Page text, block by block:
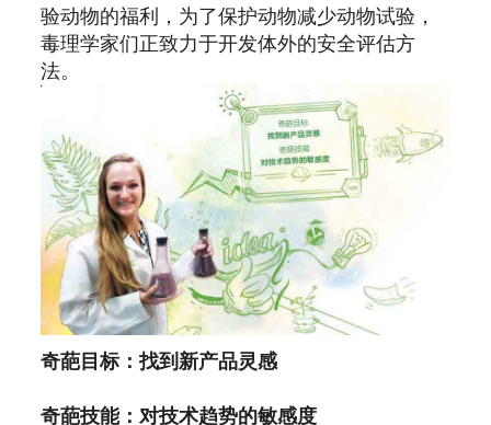
验动物的福利，为了保护动物减少动物试验，
毒理学家们正致力于开发体外的安全评估方
法。
奇葩目标：找到新产品灵感
奇葩技能：对技术趋势的敏感度